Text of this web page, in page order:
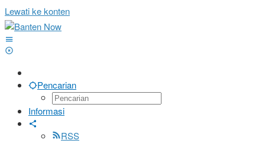
Lewati ke konten
Pencarian
Informasi
RSS